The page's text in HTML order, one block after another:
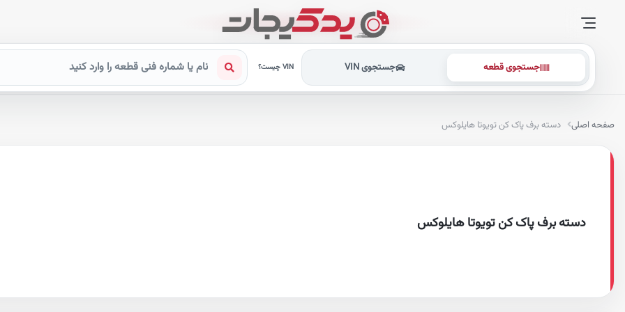
جستجوی قطعه جستجوی VIN VIN چیست؟
صفحه اصلی دسته برف پاک کن تویوتا هایلوکس
دسته برف پاک کن تویوتا هایلوکس